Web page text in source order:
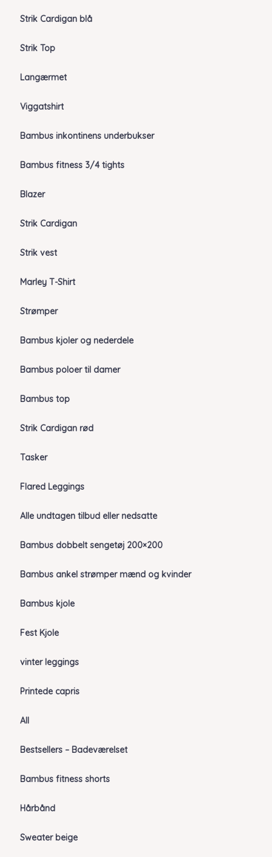
Strik Cardigan blå
Strik Top
Langærmet
Viggatshirt
Bambus inkontinens underbukser
Bambus fitness 3/4 tights
Blazer
Strik Cardigan
Strik vest
Marley T-Shirt
Strømper
Bambus kjoler og nederdele
Bambus poloer til damer
Bambus top
Strik Cardigan rød
Tasker
Flared Leggings
Alle undtagen tilbud eller nedsatte
Bambus dobbelt sengetøj 200×200
Bambus ankel strømper mænd og kvinder
Bambus kjole
Fest Kjole
vinter leggings
Printede capris
All
Bestsellers – Badeværelset
Bambus fitness shorts
Hårbånd
Sweater beige